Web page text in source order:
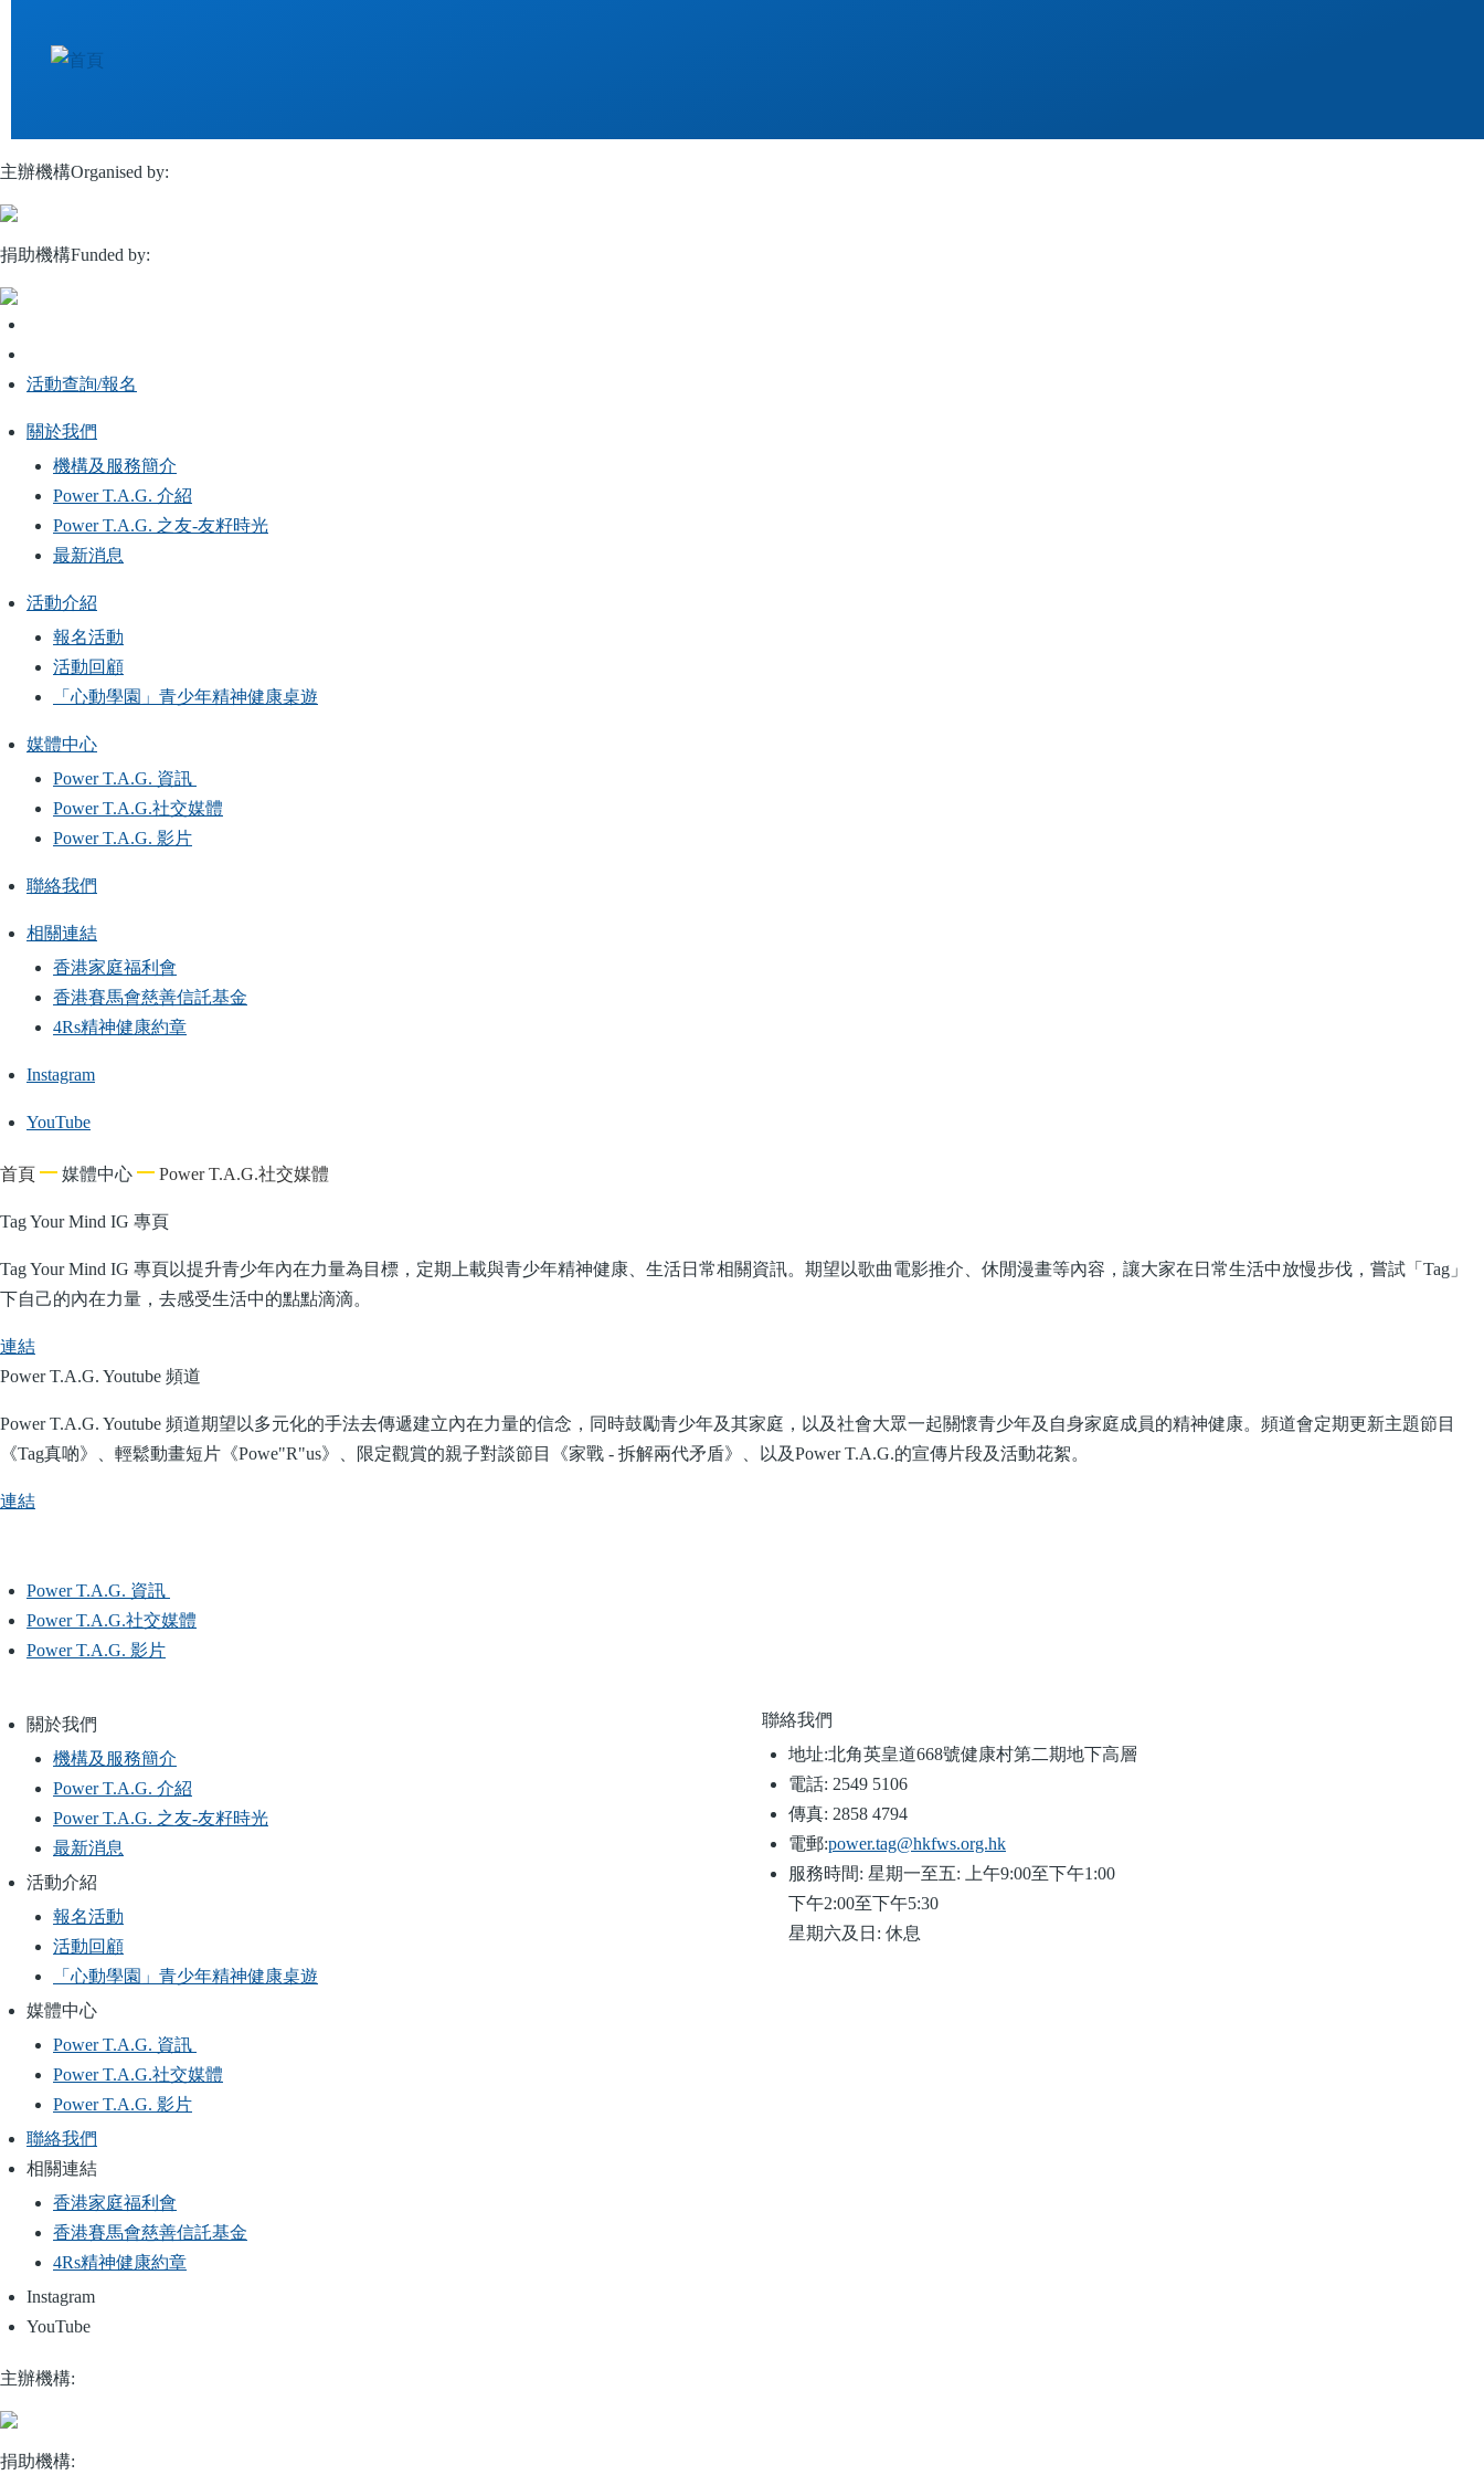
主辦機構Organised by:
捐助機構Funded by:
活動查詢/報名
Main
navigation
關於我們
機構及服務簡介
Power T.A.G. 介紹
Power T.A.G. 之友-友籽時光
最新消息
活動介紹
報名活動
活動回顧
「心動學園」青少年精神健康桌遊
媒體中心
Power T.A.G. 資訊
Power T.A.G.社交媒體
Power T.A.G. 影片
聯絡我們
相關連結
香港家庭福利會
香港賽馬會慈善信託基金
4Rs精神健康約章
Instagram
YouTube
導
連
結
首頁 媒體中心 Power T.A.G.社交媒體
Tag Your Mind IG 專頁
Tag Your Mind IG 專頁以提升青少年內在力量為目標，定期上載與青少年精神健康、生活日常相關資訊。期望以歌曲電影推介、休閒漫畫等內容，讓大家在日常生活中放慢步伐，嘗試「Tag」
下自己的內在力量，去感受生活中的點點滴滴。
連結
Power T.A.G. Youtube 頻道
Power T.A.G. Youtube 頻道期望以多元化的手法去傳遞建立內在力量的信念，同時鼓勵青少年及其家庭，以及社會大眾一起關懷青少年及自身家庭成員的精神健康。頻道會定期更新主題節目
《Tag真啲》、輕鬆動畫短片《Powe"R"us》、限定觀賞的親子對談節目《家戰 - 拆解兩代矛盾》、以及Power T.A.G.的宣傳片段及活動花絮。
連結
Main
navigation
Power T.A.G. 資訊
Power T.A.G.社交媒體
Power T.A.G. 影片
Main
navigation
關於我們
機構及服務簡介
Power T.A.G. 介紹
Power T.A.G. 之友-友籽時光
最新消息
活動介紹
報名活動
活動回顧
「心動學園」青少年精神健康桌遊
媒體中心
Power T.A.G. 資訊
Power T.A.G.社交媒體
Power T.A.G. 影片
聯絡我們
相關連結
香港家庭福利會
香港賽馬會慈善信託基金
4Rs精神健康約章
Instagram
YouTube
聯絡我們
地址:北角英皇道668號健康村第二期地下高層
電話: 2549 5106
傳真: 2858 4794
電郵:power.tag@hkfws.org.hk
服務時間: 星期一至五: 上午9:00至下午1:00
下午2:00至下午5:30
星期六及日: 休息
主辦機構:
捐助機構: